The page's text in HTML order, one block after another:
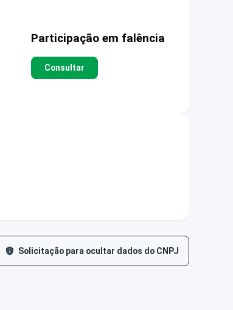
Participação em falência
Consultar
Solicitação para ocultar dados do CNPJ